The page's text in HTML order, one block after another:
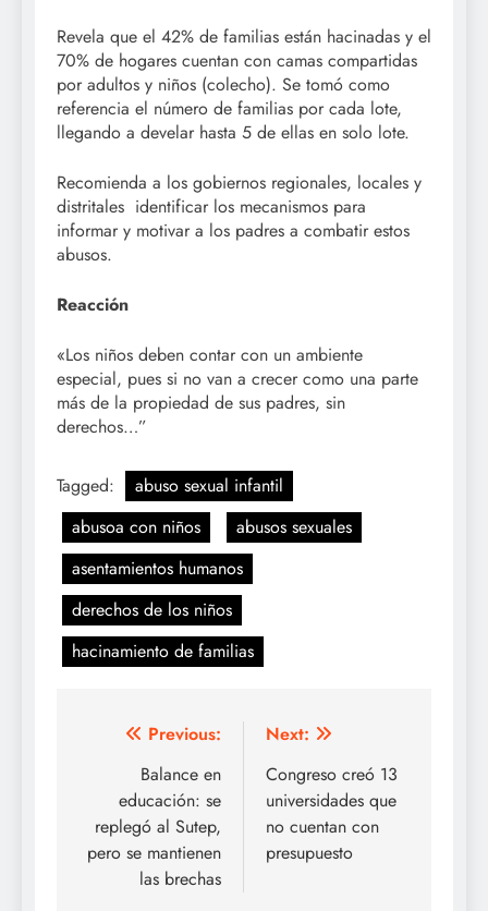
Revela que el 42% de familias están hacinadas y el
70% de hogares cuentan con camas compartidas
por adultos y niños (colecho). Se tomó como
referencia el número de familias por cada lote,
llegando a develar hasta 5 de ellas en solo lote.
Recomienda a los gobiernos regionales, locales y
distritales identificar los mecanismos para
informar y motivar a los padres a combatir estos
abusos.
Reacción
«Los niños deben contar con un ambiente
especial, pues si no van a crecer como una parte
más de la propiedad de sus padres, sin
derechos…”
Tagged:
abuso sexual infantil
abusoa con niños
abusos sexuales
asentamientos humanos
derechos de los niños
hacinamiento de familias
Navegación
entradas
Previous:
Balance en
educación: se
replegó al Sutep,
pero se mantienen
las brechas
Next:
Congreso creó 13
universidades que
no cuentan con
presupuesto